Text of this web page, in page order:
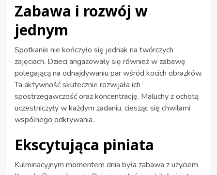
Zabawa i rozwój w
jednym
Spotkanie nie kończyło się jednak na twórczych
zajęciach. Dzieci angażowały się również w zabawę
polegającą na odnajdywaniu par wśród kocich obrazków.
Ta aktywność skutecznie rozwijała ich
spostrzegawczość oraz koncentrację. Maluchy z ochotą
uczestniczyły w każdym zadaniu, ciesząc się chwilami
wspólnego odkrywania.
Ekscytująca piniata
Kulminacyjnym momentem dnia była zabawa z użyciem